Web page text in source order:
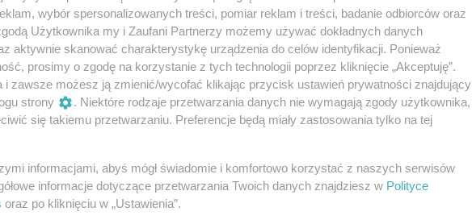
położenie (daleko od budynków mieszkalnych) nie
go bez przeszkód i na utrzymanie go w całości po
budynku wymaga dużo środków finansowych na
nie posiada. 25 maja 1954 roku Prezydium Rady
oficjalnie zrezygnowało z obiektu w Gocławiu.
rozebrany przez mieszkańców dla pozyskania materiałów
już nie istniał. Prof. Tadeusz Białecki, który zamieszkał
wybór spersonalizowanych treści, pomiar reklam i treści, badanie odbiorców oraz
Użytkownika my i Zaufani Partnerzy możemy używać dokładnych danych
aktywnie skanować charakterystykę urządzenia do celów identyfikacji. Ponieważ
prosimy o zgodę na korzystanie z tych technologii poprzez kliknięcie „Akceptuję”.
i zawsze możesz ją zmienić/wycofać klikając przycisk ustawień prywatności znajdujący
strony
. Niektóre rodzaje przetwarzania danych nie wymagają zgody użytkownika,
się takiemu przetwarzaniu. Preferencje będą miały zastosowania tylko na tej
informacjami, abyś mógł świadomie i komfortowo korzystać z naszych serwisów
informacje dotyczące przetwarzania Twoich danych znajdziesz w Polityce
oraz po kliknięciu w „Ustawienia”.